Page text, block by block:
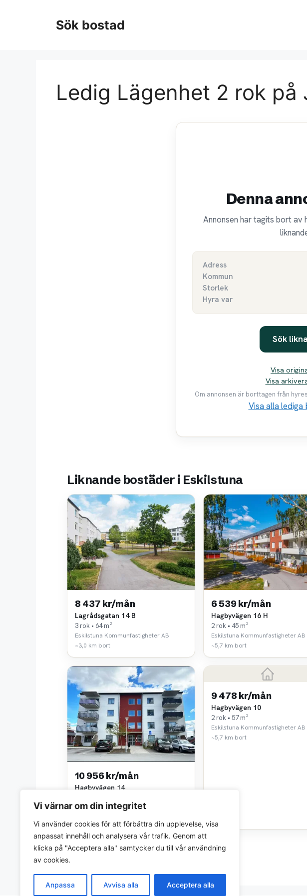
Vi värnar om din integritet
Vi använder cookies för att förbättra din upplevelse, visa
anpassat innehåll och analysera vår trafik. Genom att
klicka på "Acceptera alla" samtycker du till vår användning
av cookies.
Anpassa Avvisa alla Acceptera alla
Sök bostad
Ledig Lägenhet 2 rok
Denna
Annonsen har tagits bort av
Adress
Kommun
Storlek
Hyra var
Sök
Visa
Visa
Om annonsen är borttagen från
Visa alla
Liknande bostäder i Eskilstuna
8 437 kr/mån
Lagrådsgatan 14 B
3 rok • 64 m²
Eskilstuna Kommunfastigheter AB
~3,0 km bort
6 539 kr/mån
Hagbyvägen 16 H
2 rok • 45 m²
Eskilstuna Kommunfastigheter AB
~5,7 km bort
10 956 kr/mån
Hagbyvägen 14
Eskilstuna Kommunfastigheter AB
9 478 kr/mån
Hagbyvägen 10
2 rok • 57 m²
Eskilstuna Kommunfastigheter AB
~5,7 km bort